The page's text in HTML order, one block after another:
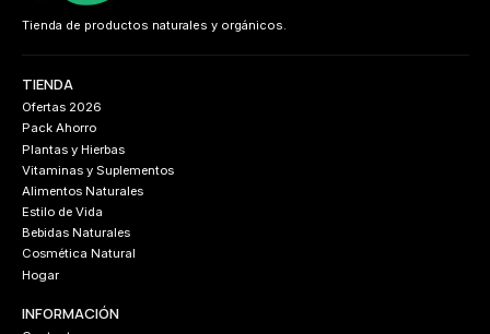
Tienda de productos naturales y orgánicos.
TIENDA
Ofertas 2026
Pack Ahorro
Plantas y Hierbas
Vitaminas y Suplementos
Alimentos Naturales
Estilo de Vida
Bebidas Naturales
Cosmética Natural
Hogar
INFORMACIÓN